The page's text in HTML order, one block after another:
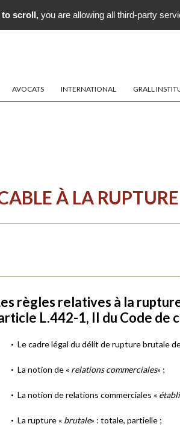
AVOCATS INTERNATIONAL GRALL
À LA
règles relatives à la
L.442-1, II du Code de
Le cadre légal du délit de rupture brutale
La notion de « relations commerciales» ;
La notion de relations commerciales «
La rupture « brutale» : totale, partielle ;
scroll, you are allowing all third-party